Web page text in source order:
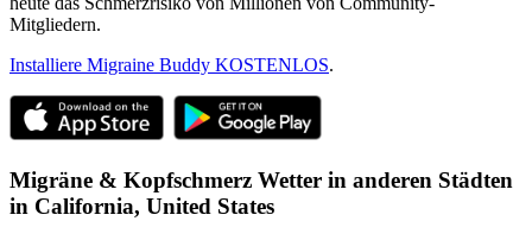
Mitgliedern.
Installiere Migraine Buddy KOSTENLOS.
Migräne & Kopfschmerz Wetter in anderen Städten
in California, United States